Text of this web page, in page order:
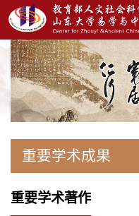
重要学术成果
重要学术著作